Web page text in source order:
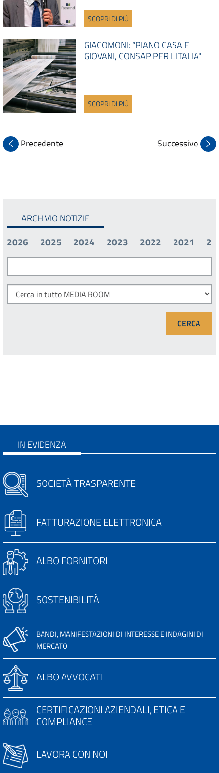
SCOPRI DI PIÙ
GIACOMONI: “PIANO CASA E
GIOVANI, CONSAP PER L'ITALIA"
SCOPRI DI PIÙ
Precedente Successivo
ARCHIVIO NOTIZIE
2026
2025 2024 2023 2022 2021
IN EVIDENZA
SOCIETÀ TRASPARENTE
FATTURAZIONE ELETTRONICA
ALBO FORNITORI
SOSTENIBILITÀ
BANDI, MANIFESTAZIONI DI INTERESSE E INDAGINI DI
MERCATO
ALBO AVVOCATI
CERTIFICAZIONI AZIENDALI, ETICA E
COMPLIANCE
LAVORA CON NOI